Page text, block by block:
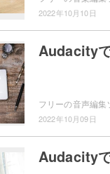
2022年10月10日
Audacity
2022年10月09日
Audacity